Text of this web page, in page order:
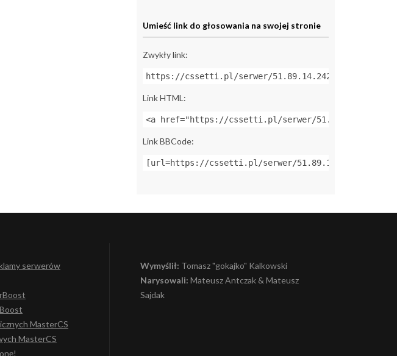
Umieść link do głosowania na swojej stronie
Zwykły link:
https://cssetti.pl/serwer/51.89.14.242:27015
Link HTML:
<a href="https://cssetti.pl/serwer/
Link BBCode:
[url=https://cssetti.pl/serwer/
serwerów
MasterCS
MasterCS
Wymyślił: Tomasz "gokajko" Kalkowski
Narysowali: Mateusz Antczak & Mateusz
Sajdak